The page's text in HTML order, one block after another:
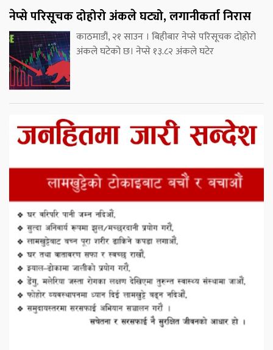
नेप्से परिसूचक दोहोरो अंकले घट्यो, लगानीकर्ता निरास
काठमाडौं, २१ साउन । बिहीबार नेप्से परिसूचक दोहोरो
अंकले घटेको छ। नेप्से १३.८२ अंकले घटेर